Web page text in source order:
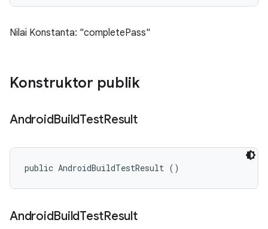
Nilai Konstanta: "completePass"
Konstruktor publik
AndroidBuildTestResult
public AndroidBuildTestResult ()
AndroidBuildTestResult